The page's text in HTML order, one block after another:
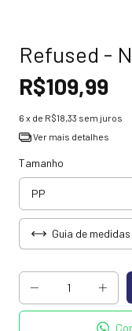
Refused -
R$109,99
6 x de R$18,33 sem juros
Ver mais detalhes
Tamanho
Guia de medidas